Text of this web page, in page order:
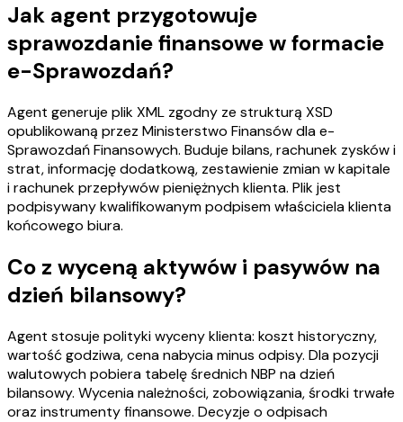
Jak agent przygotowuje
sprawozdanie finansowe w formacie
e-Sprawozdań?
Agent generuje plik XML zgodny ze strukturą XSD
opublikowaną przez Ministerstwo Finansów dla e-
Sprawozdań Finansowych. Buduje bilans, rachunek zysków i
strat, informację dodatkową, zestawienie zmian w kapitale
i rachunek przepływów pieniężnych klienta. Plik jest
podpisywany kwalifikowanym podpisem właściciela klienta
końcowego biura.
Co z wyceną aktywów i pasywów na
dzień bilansowy?
Agent stosuje polityki wyceny klienta: koszt historyczny,
wartość godziwa, cena nabycia minus odpisy. Dla pozycji
walutowych pobiera tabelę średnich NBP na dzień
bilansowy. Wycenia należności, zobowiązania, środki trwałe
oraz instrumenty finansowe. Decyzje o odpisach